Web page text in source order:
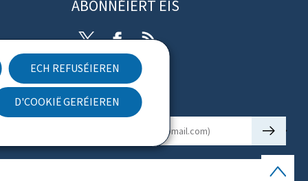
ECH REFUSÉIEREN
D'COOKIË GERÉIEREN
ABONNÉIERT EIS
TwitterFacebook
RSS
Newsletter
🡒
Uewen